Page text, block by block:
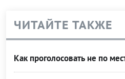
ЧИТАЙТЕ ТАКЖЕ
Как проголосовать не по